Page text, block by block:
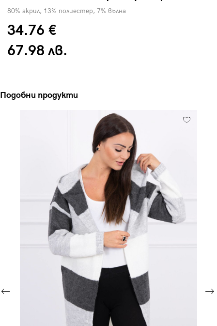
80% акрил, 13% полиестер, 7% вълна
34.76 €
67.98 лв.
Подобни продукти